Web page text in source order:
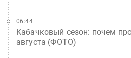
Кабачковый сезон: почем
августа (ФОТО)
06:44